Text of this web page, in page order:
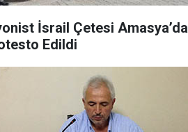
İsrail Çetesi Amasya’da
Edildi